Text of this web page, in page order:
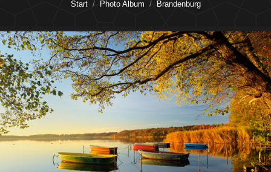
Start Photo Album Brandenburg